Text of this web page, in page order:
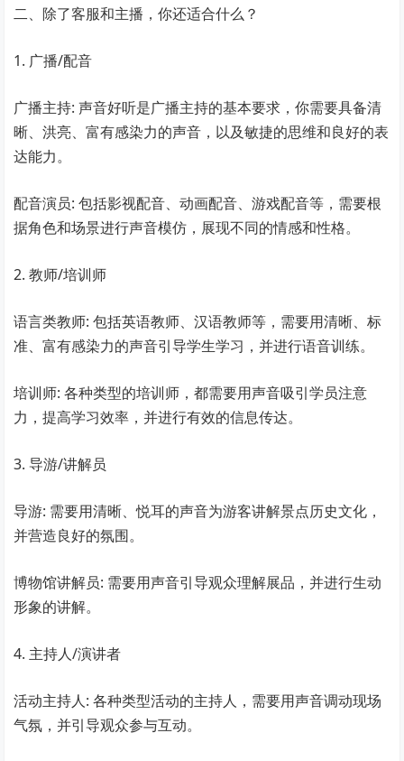
二、除了客服和主播，你还适合什么？
1. 广播/配音
广播主持: 声音好听是广播主持的基本要求，你需要具备清
晰、洪亮、富有感染力的声音，以及敏捷的思维和良好的表
达能力。
配音演员: 包括影视配音、动画配音、游戏配音等，需要根
据角色和场景进行声音模仿，展现不同的情感和性格。
2. 教师/培训师
语言类教师: 包括英语教师、汉语教师等，需要用清晰、标
准、富有感染力的声音引导学生学习，并进行语音训练。
培训师: 各种类型的培训师，都需要用声音吸引学员注意
力，提高学习效率，并进行有效的信息传达。
3. 导游/讲解员
导游: 需要用清晰、悦耳的声音为游客讲解景点历史文化，
并营造良好的氛围。
博物馆讲解员: 需要用声音引导观众理解展品，并进行生动
形象的讲解。
4. 主持人/演讲者
活动主持人: 各种类型活动的主持人，需要用声音调动现场
气氛，并引导观众参与互动。